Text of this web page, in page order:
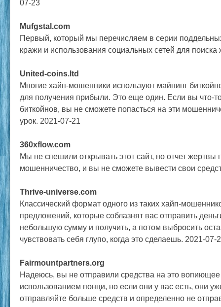
07-23
Mufgstal.com
Первый, который мы перечисляем в серии
кражи и использования социальных сетей для поиска
United-coins.ltd
Многие хайп-мошенники используют майнинг
для получения прибыли. Это еще один. Если вы что-
биткойнов, вы не сможете попасться на эти
урок. 2021-07-21
360xflow.com
Мы не спешили открывать этот сайт, но отчет жертвы
мошенничество, и вы не сможете вывести свои
Thrive-universe.com
Классический формат одного из таких хайп-
предложений, которые соблазнят вас отправить
небольшую сумму и получить, а потом выбросить
чувствовать себя глупо, когда это сделаешь. 2021-07-
Fairmountpartners.org
Надеюсь, вы не отправили средства на это
использованием понци, но если они у вас есть, они
отправляйте больше средств и определенно не